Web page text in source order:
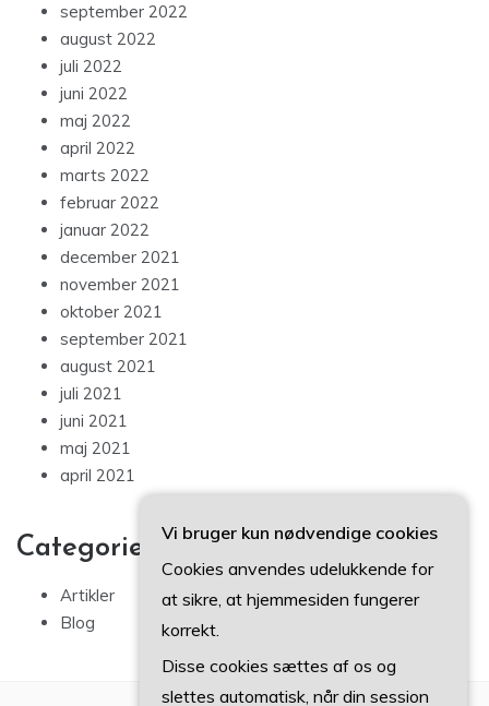
september 2022
august 2022
juli 2022
juni 2022
maj 2022
april 2022
marts 2022
februar 2022
januar 2022
december 2021
november 2021
oktober 2021
september 2021
august 2021
juli 2021
juni 2021
maj 2021
april 2021
Categories
Artikler
Blog
Vi bruger kun nødvendige cookies
Cookies anvendes udelukkende for
at sikre, at hjemmesiden fungerer
korrekt.
Disse cookies sættes af os og
slettes automatisk, når din session